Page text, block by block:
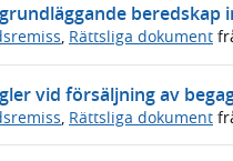
beredskap
, Rättsliga dokument
vid försäljning av
, Rättsliga dokument